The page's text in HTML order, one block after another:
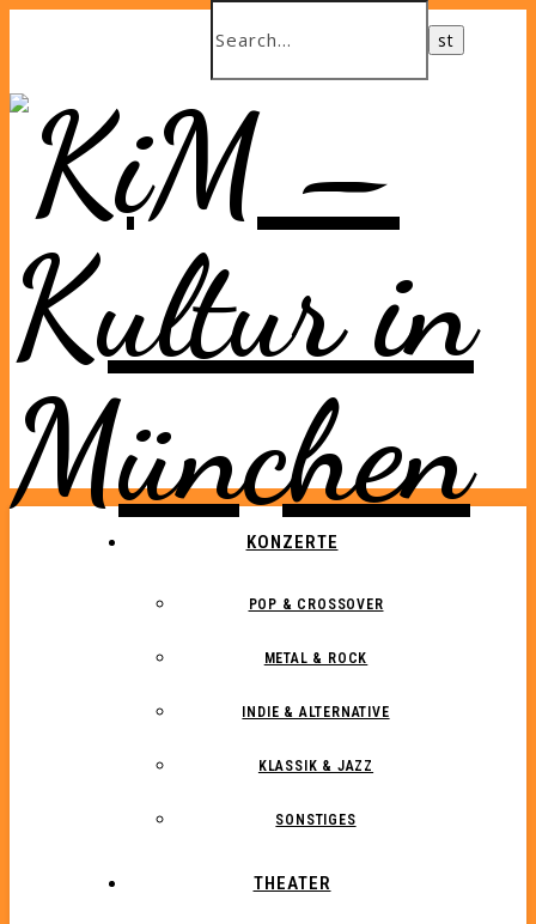
KONZERTE
POP & CROSSOVER
METAL & ROCK
INDIE & ALTERNATIVE
KLASSIK & JAZZ
SONSTIGES
THEATER